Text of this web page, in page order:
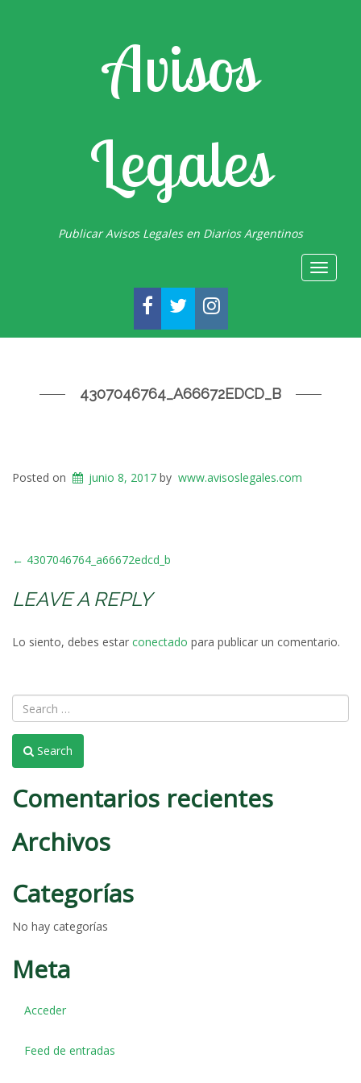
Avisos
Legales
Publicar Avisos Legales en Diarios Argentinos
Toggle
FACEBOOKTWITTERINSTAGRAM
4307046764_A66672EDCD_B
Posted on junio 8, 2017 by www.avisoslegales.com
POST
NAVIGATION
← 4307046764_a66672edcd_b
LEAVE A REPLY
Lo siento, debes estar conectado para publicar un comentario.
Search
Comentarios recientes
Archivos
Categorías
No hay categorías
Meta
Acceder
Feed de entradas